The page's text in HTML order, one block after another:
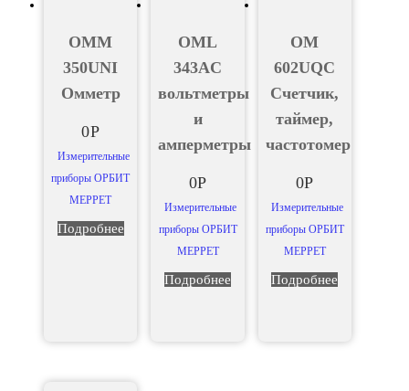
OMM
350UNI
Омметр
0Р
Измерительные
приборы ОРБИТ
МЕРРЕТ
Подробнее
OML
343AC
вольтметры
и
амперметры
0Р
Измерительные
приборы ОРБИТ
МЕРРЕТ
Подробнее
OM
602UQC
Счетчик,
таймер,
частотомер
0Р
Измерительные
приборы ОРБИТ
МЕРРЕТ
Подробнее